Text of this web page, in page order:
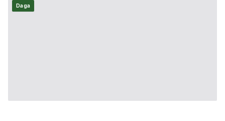
Daga